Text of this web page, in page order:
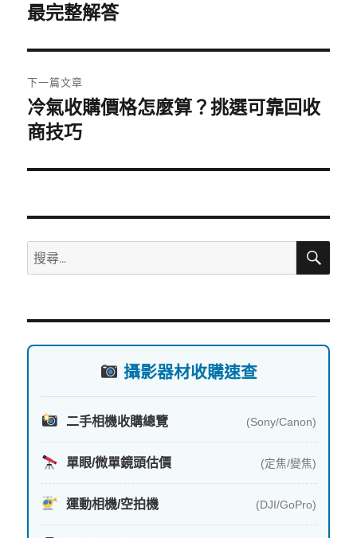
導
覽
一
文
章:
最完整解答
下一篇文章
下
一
文
冷氣收購價格怎麼算？挑選可靠回收
商技巧
搜
尋
鍵
搜
攝影器材收購速查
二手相機收購總覽 (Sony/Canon)
單眼/微單鏡頭估價 (定焦/變焦)
運動相機/空拍機 (DJI/GoPro)